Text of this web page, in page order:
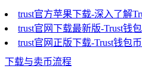
trust官方苹果下载-深入了解
trust官网下载最新版-Trust钱
trust官网正版下载-Trust钱包
下载与卖币流程